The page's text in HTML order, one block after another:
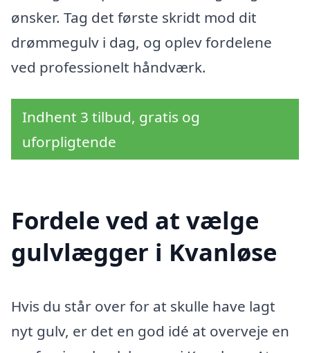
ønsker. Tag det første skridt mod dit
drømmegulv i dag, og oplev fordelene
ved professionelt håndværk.
Indhent 3 tilbud, gratis og
uforpligtende
Fordele ved at vælge
gulvlægger i Kvanløse
Hvis du står over for at skulle have lagt
nyt gulv, er det en god idé at overveje en